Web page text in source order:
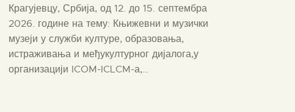
Крагујевцу, Србија, од 12. до 15. септембра
2026. године на тему: Књижевни и музички
музеји у служби културе, образовања,
истраживања и међукултурног дијалога,у
организацији ICOM-ICLCM-а,…